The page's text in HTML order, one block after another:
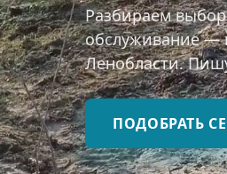
Разбираем
обслуживание —
Ленобласти.
ПОДОБРАТЬ